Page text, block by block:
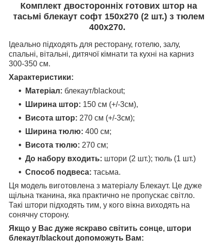
Комплект двосторонніх готових штор на
тасьмі блекаут софт 150х270 (2 шт.) з тюлем
400х270.
Ідеально підходять для ресторану, готелю, залу,
спальні, вітальні, дитячої кімнати та кухні на карниз
300-350 см.
Характеристики:
Матеріал: блекаут/blackout;
Ширина штор: 150 см (+/-3см),
Висота штор: 270 см (+/-3см);
Ширина тюлю: 400 см;
Висота тюлю: 270 см;
До набору входить: штори (2 шт.); тюль (1 шт.)
Способ подвеса: тасьма.
Ця модель виготовлена з матеріалу Блекаут. Це дуже
щільна тканина, яка практично не пропускає світло.
Такі штори підходять тим, у кого вікна виходять на
сонячну сторону.
Якщо у Вас дуже яскраво світить сонце, штори
блекаут/blackout допоможуть Вам: